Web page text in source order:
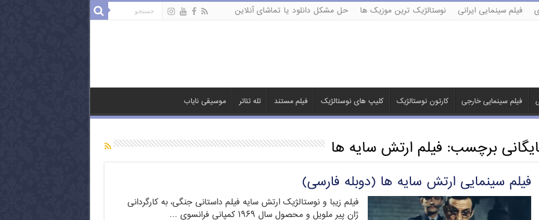
فیلم سینمایی ایرانی نوستالژیک ترین موزیک ها حل مشکل دانلود یا تماشای آنلاین
فیلم سینمایی خارجی کارتون نوستالژیک کلیپ های نوستالژیک فیلم مستند تله تئاتر موسیقی نایاب
برچسب: فیلم ارتش سایه ها
فیلم سینمایی ارتش سایه ها (دوبله فارسی)
فیلم زیبا و نوستالژیک ارتش سایه فیلم داستانی جنگی، به کارگردانی
ژان پیر ملویل و محصول سال ۱۹۶۹ کمپانی فرانسوی …